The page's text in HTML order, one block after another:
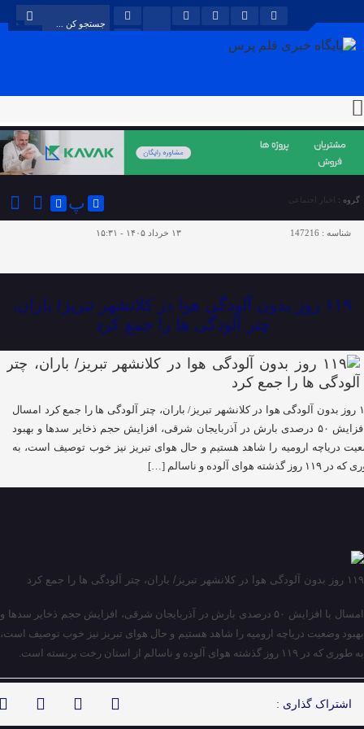
گروه : اخبار اجتماعی پ
شناسه : 147216 ۱۳ خرداد ۱۴۰۵ - ۱۵:۳۱
۱۱۹ روز بدون آلودگی هوا در کلانشهر تبریز/ باران،
چتر آلودگی ها را جمع کرد
۱۱۹ روز بدون آلودگی هوا در کلانشهر تبریز/ باران، چتر آلودگی ها را جمع کرد امسال
با افزایش ۵۰ درصدی بارش در آذربایجان شرقی، افزایش حجم ذخایر سدها و بهبود
دریاچه ارومیه را شاهد هستیم و حال هوای تبریز نیز خوب توصیف است، به
روز گذشته هوای آلوده و ناسالم […]
۱۱۹ روز بدون آلودگی هوا در کلانشهر تبریز/ باران، چتر آلودگی ها را جمع کرد
امسال با افزایش ۵۰ درصدی بارش در آذربایجان شرقی، افزایش حجم ذخایر سدها و
بهبود وضعیت دریاچه ارومیه را شاهد هستیم و حال هوای تبریز نیز خوب توصیف است،
به طوری که در ۱۱۹ روز گذشته هوای آلوده و ناسالم از استان رخت بربسته است.
اشتراک گذاری :